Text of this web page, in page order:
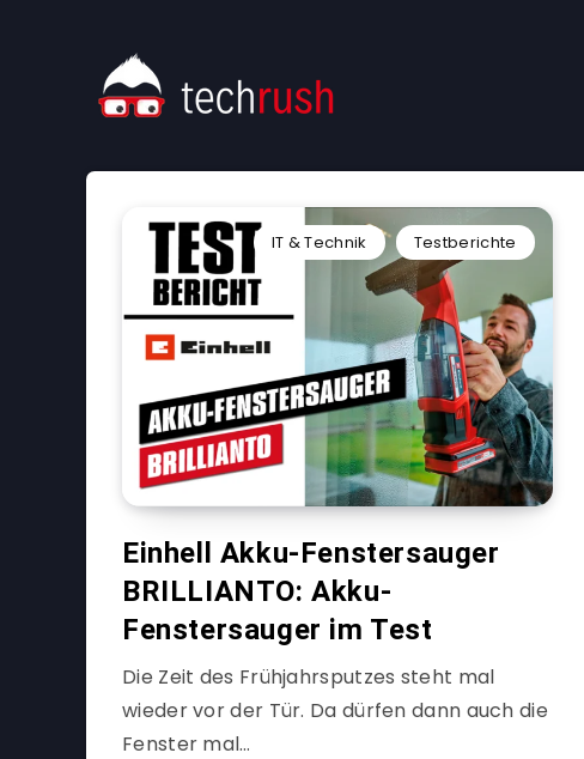
IT & Technik Testberichte
Einhell Akku-Fenstersauger
BRILLIANTO: Akku-
Fenstersauger im Test
Die Zeit des Frühjahrsputzes steht mal
wieder vor der Tür. Da dürfen dann auch die
Fenster mal…